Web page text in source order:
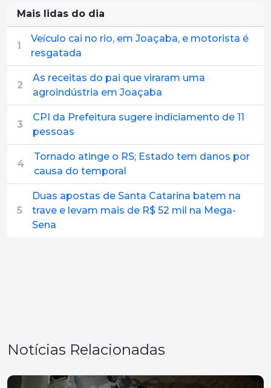
Mais lidas do dia
1
Veículo cai no rio, em Joaçaba, e motorista é
resgatada
2
As receitas do pai que viraram uma
agroindústria em Joaçaba
3
CPI da Prefeitura sugere indiciamento de 11
pessoas
4
Tornado atinge o RS; Estado tem danos por
causa do temporal
5
Duas apostas de Santa Catarina batem na
trave e levam mais de R$ 52 mil na Mega-
Sena
Notícias Relacionadas